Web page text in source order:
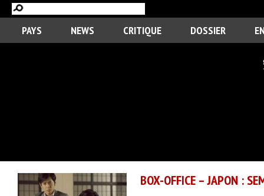
PAYS NEWS CRITIQUE DOSSIER
BOX-OFFICE – JAPON :